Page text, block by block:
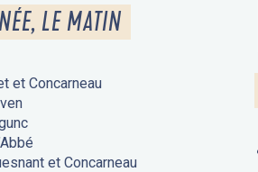
LE MATIN
et Concarneau
et Concarneau